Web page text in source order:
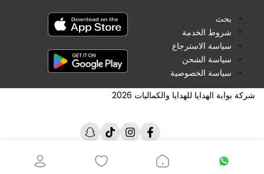
بحث
شروط الخدمة
سياسة الاسترجاع
سياسة الشحن
سياسة الخصوصية
شركة بوابة الهدايا للهدايا والكماليات 2026
فيسبوكانستغرام
تيك
توك
سناب
شات